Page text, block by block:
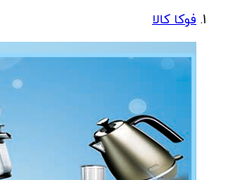
فوکا کالا